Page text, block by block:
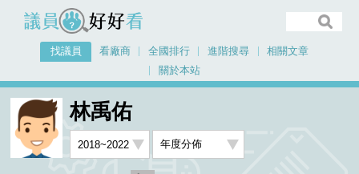
議員好好看
找議員 看廠商 全國排行 進階搜尋
相關文章
關於本站
首頁 找議員
林禹佑